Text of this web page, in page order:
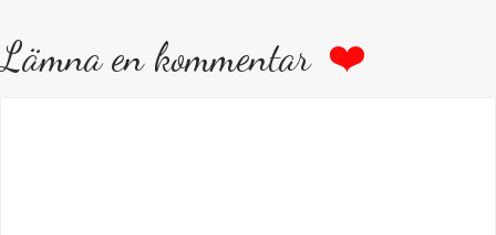
Lämna en kommentar